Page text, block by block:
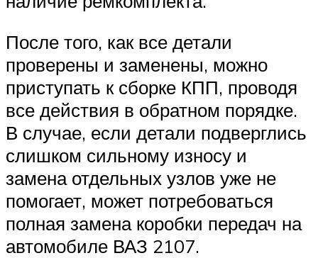
После того, как все детали
проверены и заменены, можно
приступать к сборке КПП, проводя
все действия в обратном порядке.
В случае, если детали подверглись
слишком сильному износу и
замена отдельных узлов уже не
помогает, может потребоваться
полная замена коробки передач на
автомобиле ВАЗ 2107.